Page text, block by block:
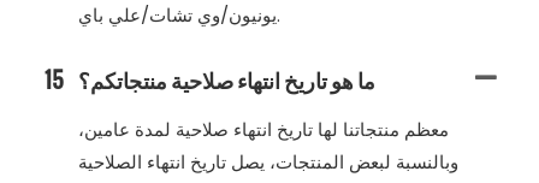
يونيون/وي تشات/علي باي.
15 ما هو تاريخ انتهاء صلاحية منتجاتكم؟
معظم منتجاتنا لها تاريخ انتهاء صلاحية لمدة عامين،
وبالنسبة لبعض المنتجات، يصل تاريخ انتهاء الصلاحية